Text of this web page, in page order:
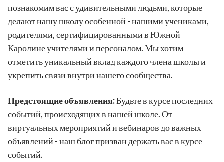
познакомим вас с удивительными людьми, которые
делают нашу школу особенной - нашими учениками,
родителями, сертифицированными в Южной
Каролине учителями и персоналом. Мы хотим
отметить уникальный вклад каждого члена школы и
укрепить связи внутри нашего сообщества.
Предстоящие объявления:Будьте в курсе последних
событий, происходящих в нашей школе. От
виртуальных мероприятий и вебинаров до важных
объявлений - наш блог призван держать вас в курсе
событий.